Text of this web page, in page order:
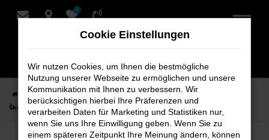
Zum
0
Startseite Bremervörde Škoda Škoda Kamiq
Škoda Kamiq Gebrauchtwagen für Bremervörde bei Schmidt + Koch
Cookie Einstellungen
Wir nutzen Cookies, um Ihnen die bestmögliche
Nutzung unserer Webseite zu ermöglichen und unsere
Kommunikation mit Ihnen zu verbessern. Wir
berücksichtigen hierbei Ihre Präferenzen und
verarbeiten Daten für Marketing und Statistiken nur,
wenn Sie uns Ihre Einwilligung geben. Wenn Sie zu
einem späteren Zeitpunkt Ihre Meinung ändern, können